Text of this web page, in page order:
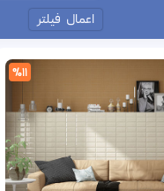
اعمال فیلتر
%11